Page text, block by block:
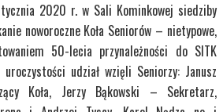
r. w Sali Kominkowej siedziby
noworoczne Koła Seniorów – nietypowe,
50-lecia przynależności do SITK
udział wzięli Seniorzy: Janusz
Koła, Jerzy Bąkowski – Sekretarz,